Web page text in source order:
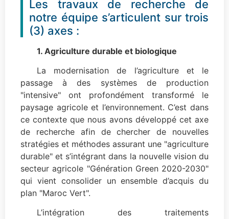
Les travaux de recherche de
notre équipe s’articulent sur trois
(3) axes :
1. Agriculture durable et biologique
La modernisation de l’agriculture et le
passage à des systèmes de production
"intensive" ont profondément transformé le
paysage agricole et l’environnement. C’est dans
ce contexte que nous avons développé cet axe
de recherche afin de chercher de nouvelles
stratégies et méthodes assurant une "agriculture
durable" et s’intégrant dans la nouvelle vision du
secteur agricole "Génération Green 2020-2030"
qui vient consolider un ensemble d’acquis du
plan "Maroc Vert".
L’intégration des traitements